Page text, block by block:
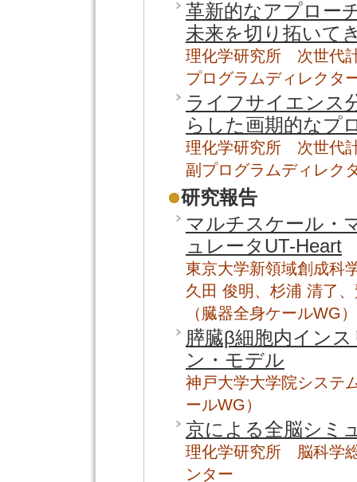
革新的なアプロー
未来を切り拓いて
理化学研究所 次世代
プログラムディレク
ライフサイエンス
らした画期的なプ
理化学研究所 次世代
副プログラムディレ
研究報告
マルチスケール・
ュレータUT-Heart
東京大学新領域創成科
久田 俊明、杉浦 清了
（臓器全身ケールWG）
膵臓β細胞内イン
ン・モデル
神戸大学大学院システ
ールWG）
京による全脳シミ
理化学研究所 脳科学
ンター